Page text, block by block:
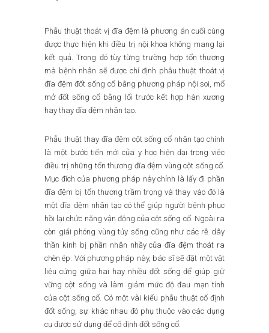
Phẫu thuật thoát vị đĩa đệm là phương án cuối cùng
được thực hiện khi điều trị nội khoa không mang lại
kết quả. Trong đó tùy từng trường hợp tổn thương
mà bệnh nhân sẽ được chỉ định phẫu thuật thoát vị
đĩa đệm đốt sống cổ bằng phương pháp nội soi, mổ
mở đốt sống cổ bằng lối trước kết hợp hàn xương
hay thay đĩa đệm nhân tạo.
Phẫu thuật thay đĩa đệm cột sống cổ nhân tạo chính
là một bước tiến mới của y học hiện đại trong việc
điều trị những tổn thương đĩa đệm vùng cột sống cổ.
Mục đích của phương pháp này chính là lấy đi phần
đĩa đệm bị tổn thương trầm trọng và thay vào đó là
một đĩa đệm nhân tạo có thể giúp người bệnh phục
hồi lại chức năng vận động của cột sống cổ. Ngoài ra
còn giải phóng vùng tủy sống cũng như các rễ dây
thần kinh bị phần nhân nhầy của đĩa đệm thoát ra
chèn ép. Với phương pháp này, bác sĩ sẽ đặt một vật
liệu cứng giữa hai hay nhiều đốt sống để giúp giữ
vững cột sống và làm giảm mức độ đau mạn tính
của cột sống cổ. Có một vài kiểu phẫu thuật cố định
đốt sống, sự khác nhau đó phụ thuộc vào các dụng
cụ được sử dụng để cố định đốt sống cổ.